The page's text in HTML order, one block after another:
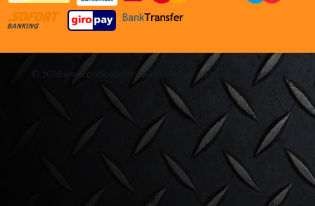
© 2026 www.onderdelen4x4.nl - Powered by Shoppagina.nl